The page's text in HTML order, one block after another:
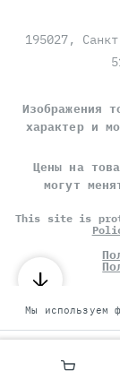
195027,
Изображения
характер и
Цены на
могут
This site is
Мы используем